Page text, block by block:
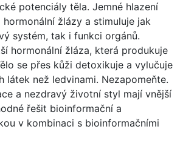
potenciály těla. Jemné hlazení
žlázy a stimuluje jak
systém, tak i funkci orgánů.
hormonální žláza, která produkuje
se přes kůži detoxikuje a vylučuje
látek než ledvinami. Nezapomeňte.
a nezdravý životní styl mají vnější
řešit bioinformační a
v kombinaci s bioinformačními